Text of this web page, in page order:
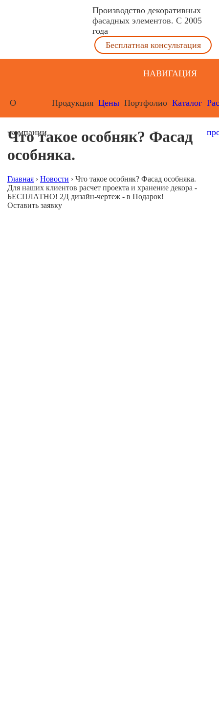
Производство декоративных
фасадных элементов. С 2005
года
Бесплатная консультация
НАВИГАЦИЯ
О
компании
Продукция Цены Портфолио Каталог
Что такое особняк? Фасад
особняка.
Главная › Новости › Что такое особняк? Фасад особняка.
Для наших клиентов расчет проекта и хранение декора -
БЕСПЛАТНО! 2Д дизайн-чертеж - в Подарок!
Оставить заявку